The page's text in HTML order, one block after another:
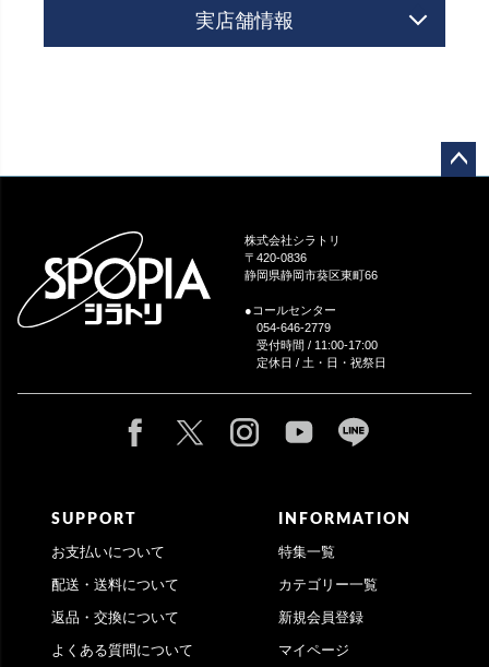
実店舗情報
株式会社シラトリ
〒420-0836
静岡県静岡市葵区東町66
●コールセンター
054-646-2779
受付時間 / 11:00-17:00
定休日 / 土・日・祝祭日
SUPPORT
お支払いについて
配送・送料について
返品・交換について
よくある質問について
INFORMATION
特集一覧
カテゴリー一覧
新規会員登録
マイページ